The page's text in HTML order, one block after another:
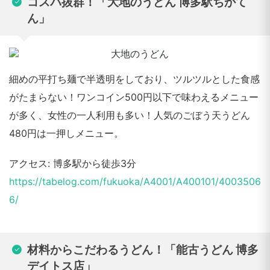
ん」
細めの平打ち麺で半透明をしており、ツルツルとした食感
がたまらない！ワンコイン500円以下で味わえるメニュー
が多く、女性の一人利用も多い！人気のごぼう天うどん
480円は一押しメニュー。
アクセス: 博多駅から徒歩3分
https://tabelog.com/fukuoka/A4001/A400101/4003506
6/
材料からこだわるうどん！「能古うどん 博多
デイトス店」